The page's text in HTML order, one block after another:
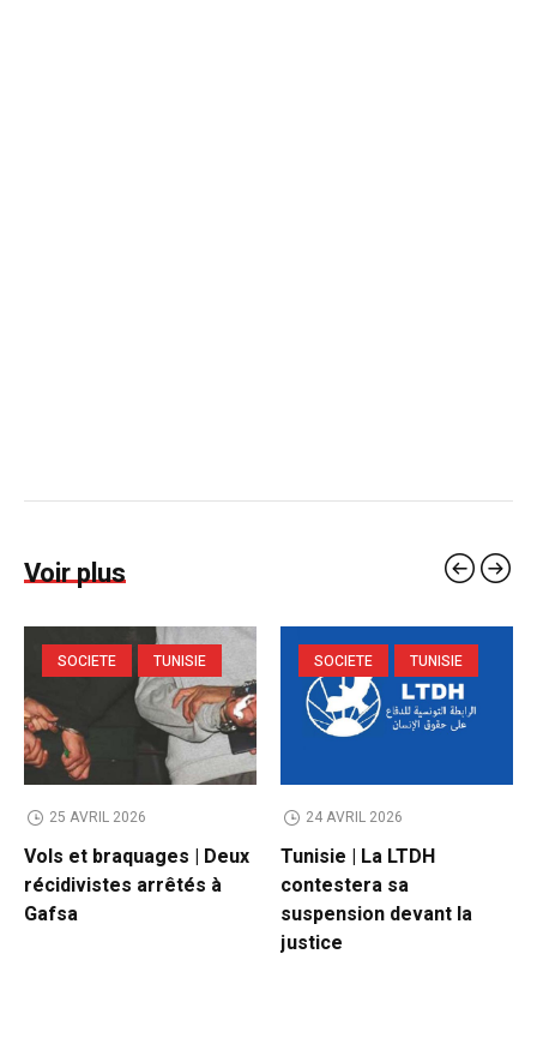
Voir plus
SOCIETE TUNISIE
25 AVRIL 2026
Vols et braquages | Deux
récidivistes arrêtés à
Gafsa
SOCIETE TUNISIE
24 AVRIL 2026
Tunisie | La LTDH
contestera sa
suspension devant la
justice